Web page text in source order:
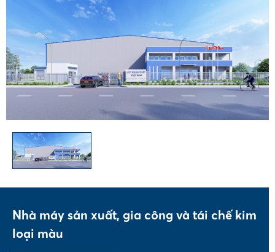
Nhà máy sản xuất, gia công và tái chế kim
loại màu